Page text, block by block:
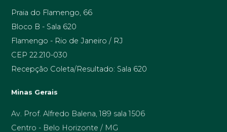
Praia do Flamengo, 66
Bloco B - Sala 620
Flamengo - Rio de Janeiro / RJ
CEP 22.210-030
Recepção Coleta/Resultado: Sala 620
Minas Gerais
Av. Prof. Alfredo Balena, 189 sala 1506
Centro - Belo Horizonte / MG